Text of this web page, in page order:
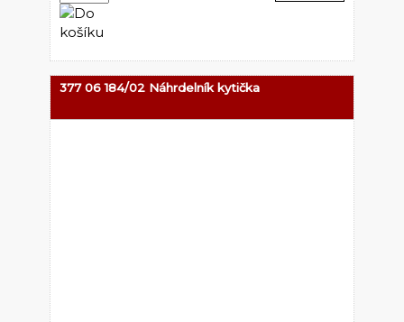
377 06 184/02 Náhrdelník kytička